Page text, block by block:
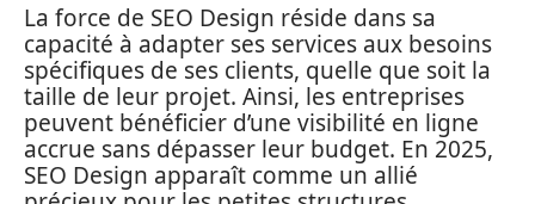
La force de SEO Design réside dans sa
capacité à adapter ses services aux besoins
spécifiques de ses clients, quelle que soit la
taille de leur projet. Ainsi, les entreprises
peuvent bénéficier d’une visibilité en ligne
accrue sans dépasser leur budget. En 2025,
SEO Design apparaît comme un allié